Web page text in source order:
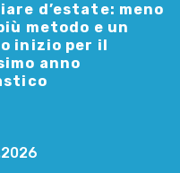
d’estate: meno
metodo e un
inizio per il
anno